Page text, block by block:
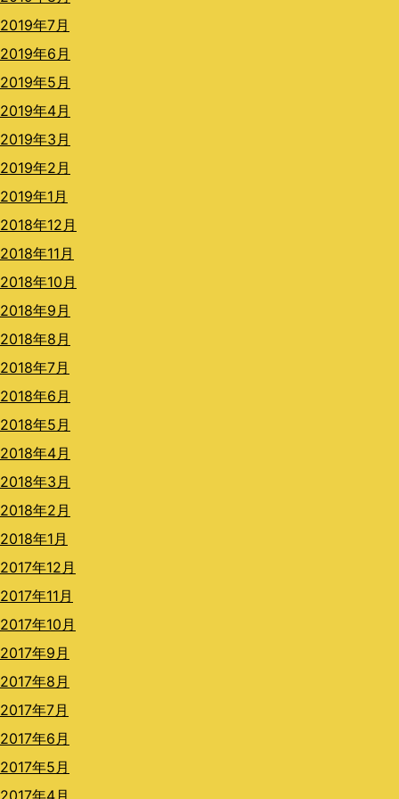
2019年7月
2019年6月
2019年5月
2019年4月
2019年3月
2019年2月
2019年1月
2018年12月
2018年11月
2018年10月
2018年9月
2018年8月
2018年7月
2018年6月
2018年5月
2018年4月
2018年3月
2018年2月
2018年1月
2017年12月
2017年11月
2017年10月
2017年9月
2017年8月
2017年7月
2017年6月
2017年5月